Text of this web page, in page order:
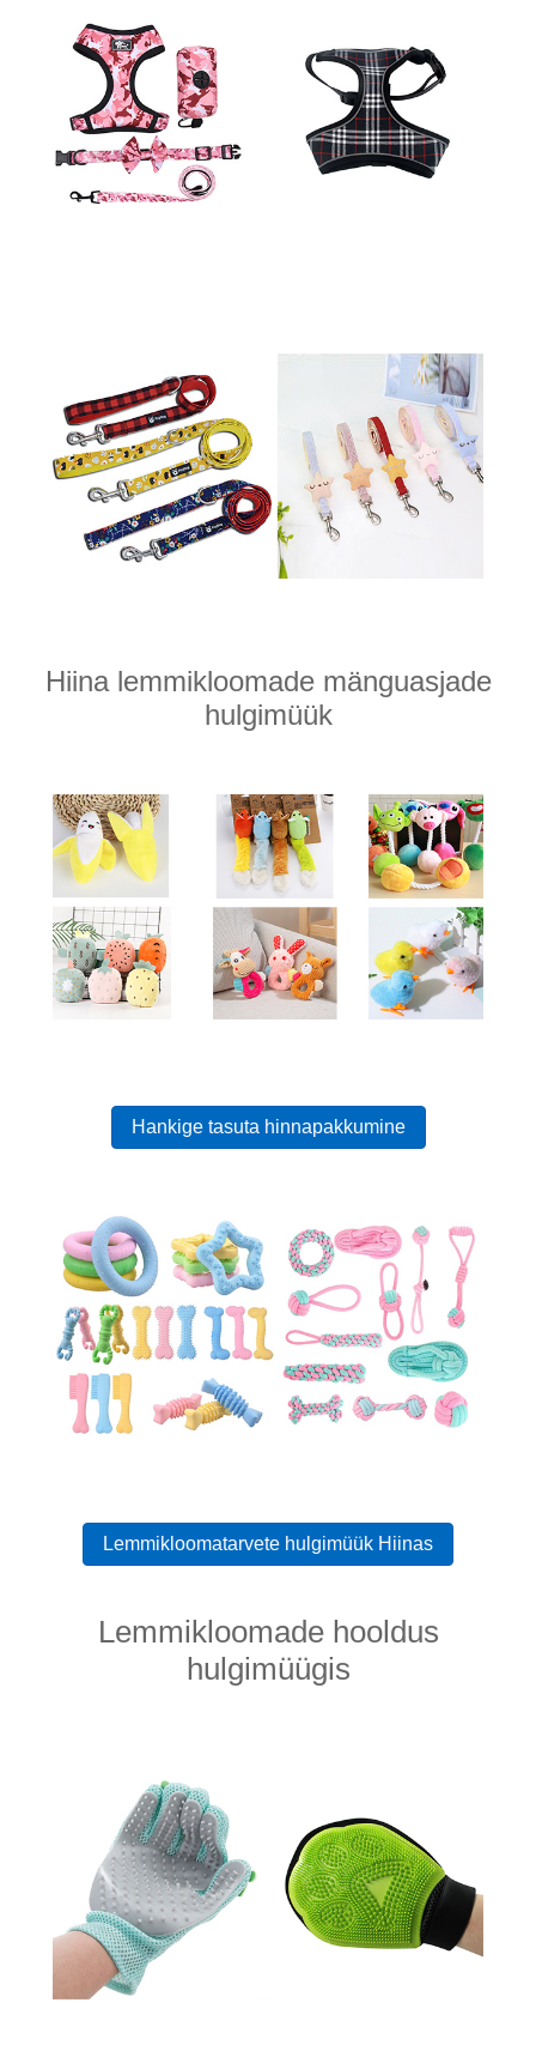
Hiina lemmikloomade mänguasjade
hulgimüük
Hankige tasuta hinnapakkumine
Lemmikloomatarvete hulgimüük Hiinas
Lemmikloomade hooldus
hulgimüügis